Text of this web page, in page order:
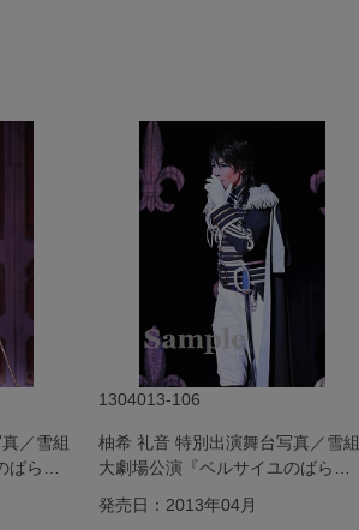
／雪組
ら』
1304013-106
柚希 礼音 特別出演舞台写真／雪組
大劇場公演『ベルサイユのばら』
―フェルゼン編―
発売日：2013年04月